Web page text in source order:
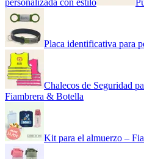
personalizada con estilo
Placa identificativa para
Chalecos de Seguridad
Fiambrera & Botella
Kit para el almuerzo –